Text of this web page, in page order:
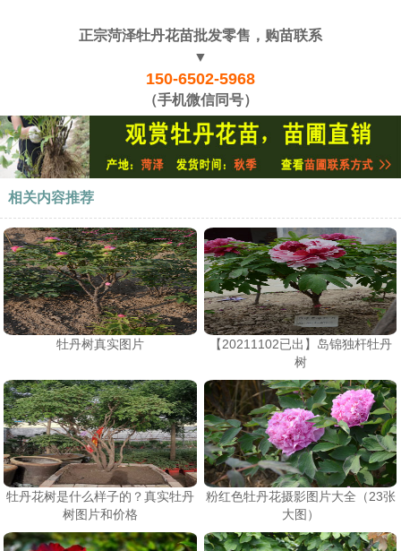
正宗菏泽牡丹花苗批发零售，购苗联系
▼
150-6502-5968
（手机微信同号）
相关内容推荐
牡丹树真实图片
【20211102已出】岛锦独杆牡丹
树
牡丹花树是什么样子的？真实牡丹
树图片和价格
粉红色牡丹花摄影图片大全（23张
大图）